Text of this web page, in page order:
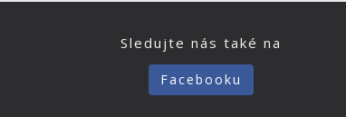
Sledujte nás také na
Facebooku